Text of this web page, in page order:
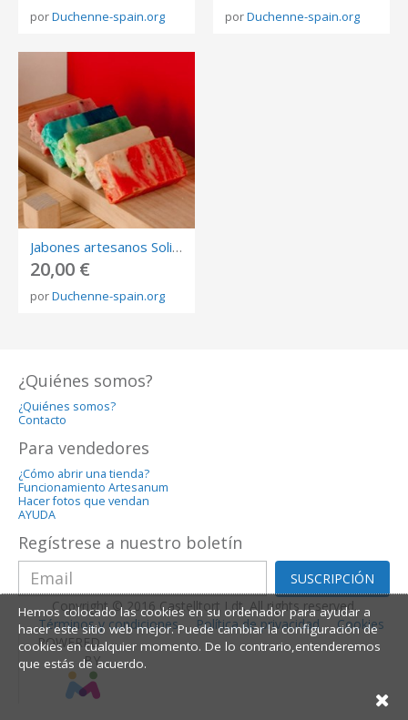
porDuchenne-spain.org porDuchenne-spain.org
Jabones artesanos Solidarios Pack 5 uds
20,00 €
porDuchenne-spain.org
¿Quiénes somos?
¿Quiénes somos?
Contacto
Para vendedores
¿Cómo abrir una tienda?
Funcionamiento Artesanum
Hacer fotos que vendan
AYUDA
Regístrese a nuestro boletín
SUSCRIPCIÓN
Copyright © 2016 Castelltort Ldt. All rights reserved.
Términos y condiciones
Política de privacidad
Cookies
POWERED
BY
Hemos colocado las cookies en su ordenador para ayudar a
hacer este sitio web mejor. Puede cambiar la configuración de
cookies en cualquier momento. De lo contrario,entenderemos
que estás de acuerdo.